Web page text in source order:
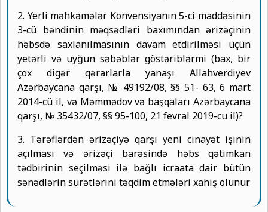
2. Yerli məhkəmələr Konvensiyanın 5-ci maddəsinin
3-cü bəndinin məqsədləri baxımından ərizəçinin
həbsdə saxlanılmasının davam etdirilməsi üçün
yetərli və uyğun səbəblər göstəriblərmi (bax, bir
çox digər qərarlarla yanaşı Allahverdiyev
Azərbaycana qarşı, № 49192/08, §§ 51- 63, 6 mart
2014-cü il, və Məmmədov və başqaları Azərbaycana
qarşı, № 35432/07, §§ 95-100, 21 fevral 2019-cu il)?
3. Tərəflərdən ərizəçiyə qarşı yeni cinayət işinin
açılması və ərizəçi barəsində həbs qətimkan
tədbirinin seçilməsi ilə bağlı icraata dair bütün
sənədlərin surətlərini təqdim etmələri xahiş olunur.